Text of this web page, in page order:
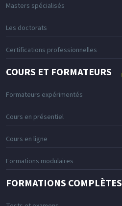
Masters spécialisés
Les doctorats
Certifications professionnelles
COURS ET FORMATEURS
Formateurs expérimentés
Cours en présentiel
Cours en ligne
Formations modulaires
FORMATIONS COMPLÈTES